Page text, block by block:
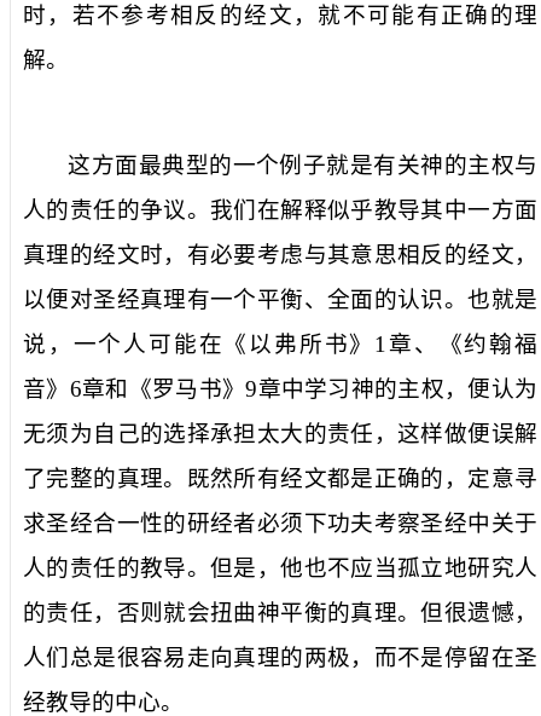
时，若不参考相反的经文，就不可能有正确的理
解。
这方面最典型的一个例子就是有关神的主权与
人的责任的争议。我们在解释似乎教导其中一方面
真理的经文时，有必要考虑与其意思相反的经文，
以便对圣经真理有一个平衡、全面的认识。也就是
说，一个人可能在《以弗所书》 1 章、《约翰福
音》 6章和《罗马书》9章中学习神的主权，便认为
无须为自己的选择承担太大的责任，这样做便误解
了完整的真理。既然所有经文都是正确的，定意寻
求圣经合一性的研经者必须下功夫考察圣经中关于
人的责任的教导。但是，他也不应当孤立地研究人
的责任，否则就会扭曲神平衡的真理。但很遗憾，
人们总是很容易走向真理的两极，而不是停留在圣
经教导的中心。